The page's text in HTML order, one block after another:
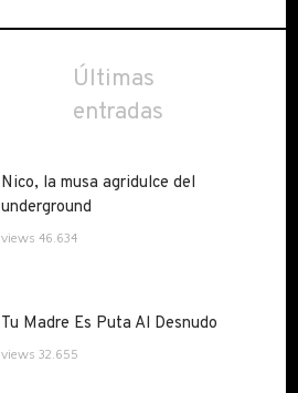
Últimas
entradas
Nico, la musa agridulce del
underground
Nico, la musa agridulce del
underground
views 46.634
Tu Madre Es Puta Al Desnudo
Tu Madre Es Puta Al Desnudo
views 32.655